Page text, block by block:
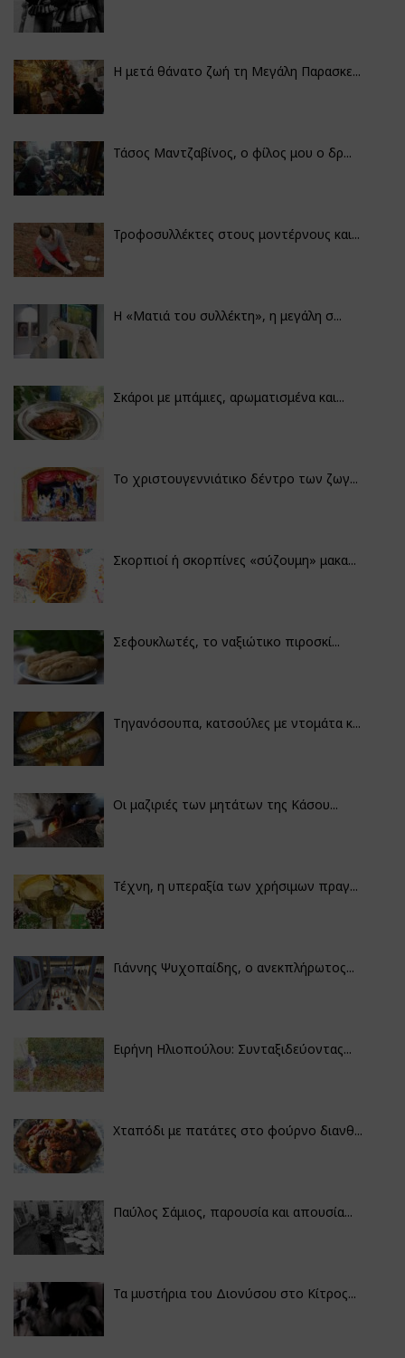
Η μετά θάνατο ζωή τη Μεγάλη Παρασκε...
Τάσος Μαντζαβίνος, ο φίλος μου ο δρ...
Τροφοσυλλέκτες στους μοντέρνους και...
H «Ματιά του συλλέκτη», η μεγάλη σ...
Σκάροι με μπάμιες, αρωματισμένα και...
Το χριστουγεννιάτικο δέντρο των ζωγ...
Σκορπιοί ή σκορπίνες «σύζουμη» μακα...
Σεφουκλωτές, το ναξιώτικο πιροσκί...
Τηγανόσουπα, κατσούλες με ντομάτα κ...
Οι μαζιριές των μητάτων της Κάσου...
Τέχνη, η υπεραξία των χρήσιμων πραγ...
Γιάννης Ψυχοπαίδης, ο ανεκπλήρωτος...
Ειρήνη Ηλιοπούλου: Συνταξιδεύοντας...
Χταπόδι με πατάτες στο φούρνο διανθ...
Παύλος Σάμιος, παρουσία και απουσία...
Τα μυστήρια του Διονύσου στο Κίτρος...